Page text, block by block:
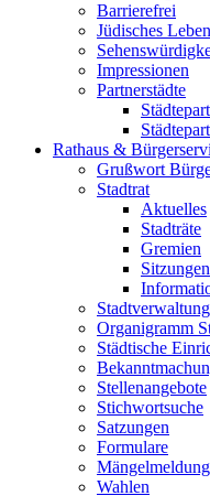
Barrierefrei
Jüdisches Leben
Impressionen
Partnerstädte
Rathaus &
Grußwort
Stadtrat
Aktuelles
Stadträte
Gremien
Sitzungen
Stadtverwaltung
Organigramm
Städtische
Stellenangebote
Stichwortsuche
Satzungen
Formulare
Mängelmeldung
Wahlen